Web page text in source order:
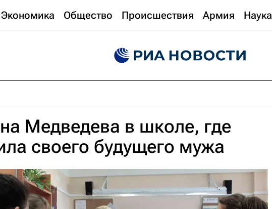
Экономика Общество Происшествия Армия Наука
Медведева в школе, где
своего будущего мужа